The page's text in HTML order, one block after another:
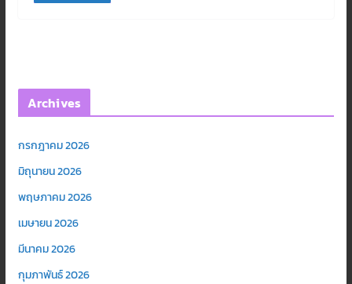
Archives
กรกฎาคม 2026
มิถุนายน 2026
พฤษภาคม 2026
เมษายน 2026
มีนาคม 2026
กุมภาพันธ์ 2026